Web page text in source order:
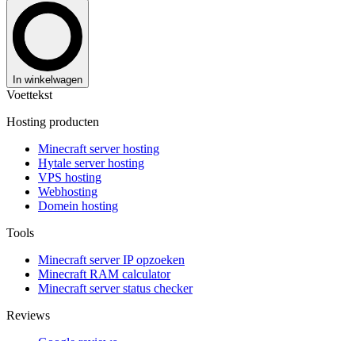
In winkelwagen
Voettekst
Hosting producten
Minecraft server hosting
Hytale server hosting
VPS hosting
Webhosting
Domein hosting
Tools
Minecraft server IP opzoeken
Minecraft RAM calculator
Minecraft server status checker
Reviews